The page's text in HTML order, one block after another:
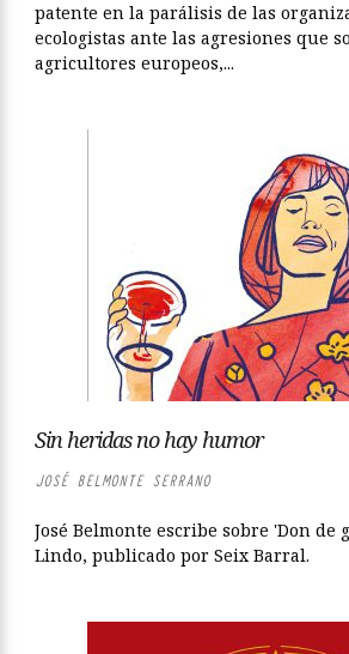
patente en la parálisis de las
ecologistas ante las agresiones que
agricultores europeos,...
Sin heridas no hay humor
JOSÉ BELMONTE SERRANO
José Belmonte escribe sobre 'Don de
Lindo, publicado por Seix Barral.